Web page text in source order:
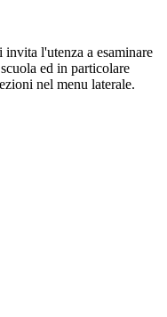
l'utenza a esaminare
ed in particolare
nel menu laterale.